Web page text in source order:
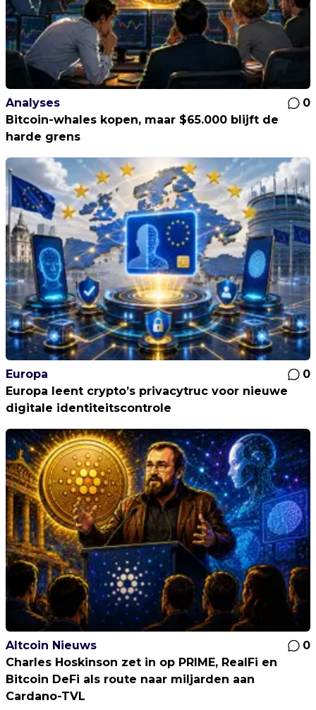
Analyses
0
Bitcoin-whales kopen, maar $65.000 blijft de
harde grens
Europa
0
Europa leent crypto’s privacytruc voor nieuwe
digitale identiteitscontrole
Altcoin Nieuws
0
Charles Hoskinson zet in op PRIME, RealFi en
Bitcoin DeFi als route naar miljarden aan
Cardano-TVL